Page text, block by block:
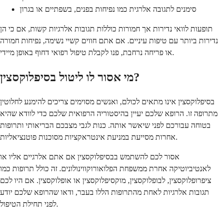
סימנים לתגובה אלרגית כמו נפיחות בפנים, בשפתיים או בגרון
תופעות לוואי נדירות אך חמורות כוללות תגובות אלרגיות קשות, אם כי הן
נדירות ביותר עם טיפות עיניים. אם אתם חווים קשיי נשימה, נפיחות חמורה
או פריחה נרחבת, פנו לקבלת טיפול רפואי דחוף באופן מיידי.
מי אסור לו ליטול בסיפלוקסצין?
בסיפלוקסצין אינו מתאים לכולם, ואנשים מסוימים צריכים להימנע לחלוטין
מתרופה זו. הרופא שלכם יעיין בהיסטוריה הרפואית שלכם כדי לוודא שהיא
בטוחה עבורכם לפני שיאשר אותה. כנות לגבי מצבכם הבריאותי ותרופות
אחרות מסייעת במניעת אינטראקציות מסוכנות פוטנציאליות.
אסור לכם להשתמש בבסיפלוקסצין אם אתם אלרגיים אליו או
לאנטיביוטיקה אחרת ממשפחת הפלואורוקווינולונים. זה כולל תרופות כמו
ציפרופלוקסצין, לבופלוקסצין, מוקסיפלוקסצין או אופלוקסצין. אם היו לכם
תגובות אלרגיות לאחת מהתרופות הללו בעבר, ודאו שהרופא שלכם יודע
לפני תחילת הטיפול.